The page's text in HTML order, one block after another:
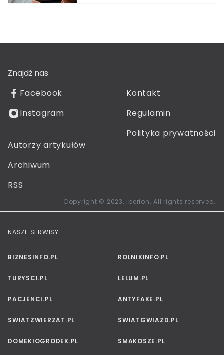
Znajdź nas
Facebook
Instagram
Kontakt
Regulamin
Polityka prywatności
Autorzy artykułów
Archiwum
RSS
Copyright © 2023. Iberion. All rights reserved.
NASZE SERWISY:
BIZNESINFO.PL ROLNIKINFO.PL
TURYSCI.PL LELUM.PL
PACJENCI.PL ANTYFAKE.PL
SWIATZWIERZAT.PL SWIATGWIAZD.PL
DOMEKIOGRODEK.PL SMAKOSZE.PL